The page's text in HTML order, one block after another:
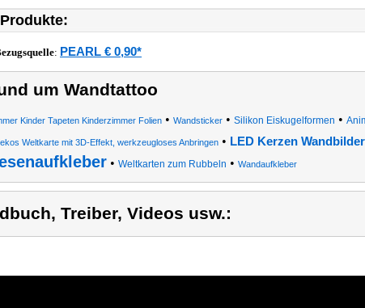
: PEARL € 0,90*
um Wandtattoo
Kinder Tapeten Kinderzimmer Folien• Wandsticker• Silikon Eiskugelformen •
Weltkarte mit 3D-Effekt, werkzeugloses Anbringen • LED Kerzen Wandbilder
• Weltkarten zum Rubbeln • Wandaufkleber
Treiber, Videos usw.: